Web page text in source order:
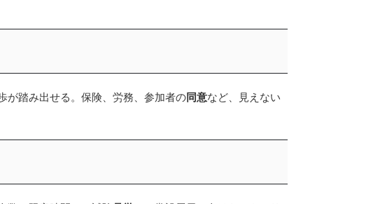
が踏み出せる。保険、労務、参加者の同意など、見えない